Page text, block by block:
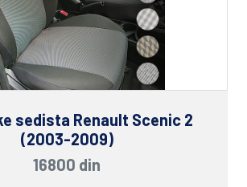
sedista Renault Scenic 2
(2003-2009)
16800 din